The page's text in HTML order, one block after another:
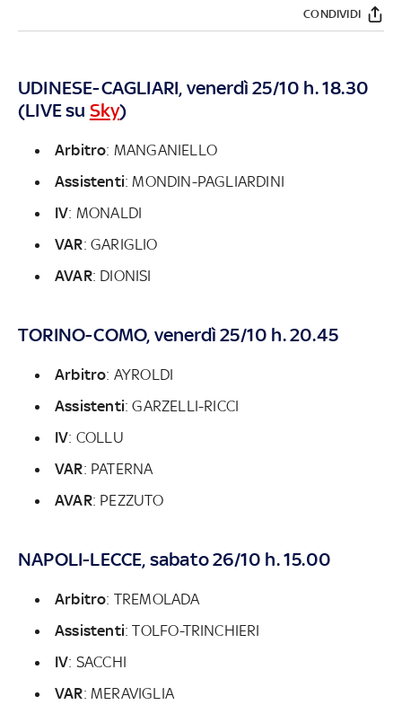
CONDIVIDI
UDINESE-CAGLIARI, venerdì 25/10 h. 18.30
(LIVE su Sky)
Arbitro: MANGANIELLO
Assistenti: MONDIN-PAGLIARDINI
IV: MONALDI
VAR: GARIGLIO
AVAR: DIONISI
TORINO-COMO, venerdì 25/10 h. 20.45
Arbitro: AYROLDI
Assistenti: GARZELLI-RICCI
IV: COLLU
VAR: PATERNA
AVAR: PEZZUTO
NAPOLI-LECCE, sabato 26/10 h. 15.00
Arbitro: TREMOLADA
Assistenti: TOLFO-TRINCHIERI
IV: SACCHI
VAR: MERAVIGLIA